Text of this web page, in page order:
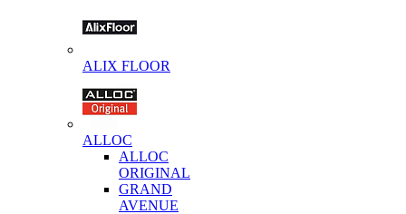
ALIX FLOOR
ALLOC
ALLOC
ORIGINAL
GRAND
AVENUE